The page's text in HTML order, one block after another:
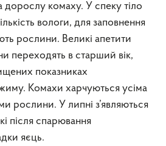
комаху. У спеку тіло
вологи, для заповнення
рослини. Великі апетити
переходять в старший вік,
показниках
Комахи харчуються усіма
рослини. У липні з’являються
після спарювання
яєць.